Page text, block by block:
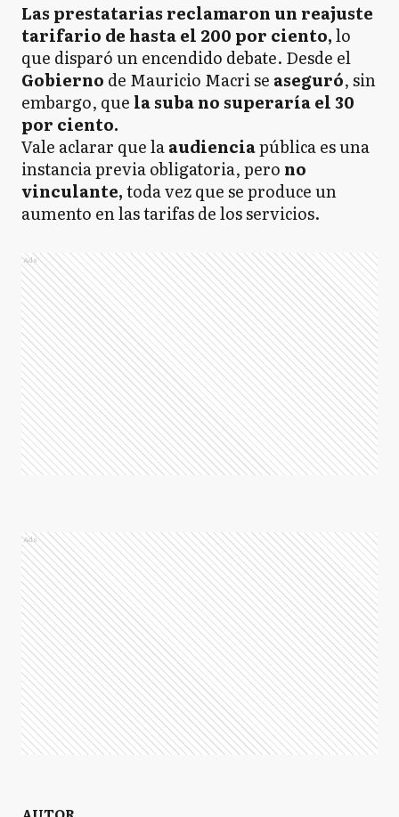
Las prestatarias reclamaron un reajuste
tarifario de hasta el 200 por ciento,lo
que disparó un encendido debate. Desde el
Gobierno de Mauricio Macri se aseguró, sin
embargo, que la suba no superaría el 30
por ciento.
Vale aclarar que laaudienciapública es una
instancia previa obligatoria, pero no
vinculante,toda vez que se produce un
aumento en las tarifas de los servicios.
Ads
Ads